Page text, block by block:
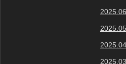
2025.06
2025.05
2025.04
2025.03